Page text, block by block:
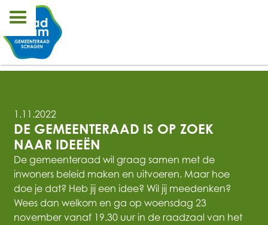
1.11.2022
DE GEMEENTERAAD IS OP ZOEK
NAAR IDEEËN
‍De gemeenteraad wil graag samen met de
inwoners beleid maken en uitvoeren. Maar hoe
doe je dat? Heb jij een idee? Wil jij meedenken?
Wees dan welkom en ga op woensdag 23
november vanaf 19.30 uur in de raadzaal van het